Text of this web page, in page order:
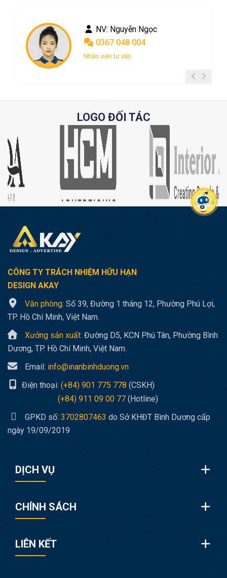
NV: Nguyễn Ngọc
0367 048 004
Nhân viên tư vấn
LOGO ĐỐI TÁC
CÔNG TY TRÁCH NHIỆM HỮU HẠN
DESIGN AKAY
Văn phòng: Số 39, Đường 1 tháng 12, Phường Phú Lợi,
TP. Hồ Chí Minh, Việt Nam.
Xưởng sản xuất: Đường D5, KCN Phú Tân, Phường Bình
Dương, TP. Hồ Chí Minh, Việt Nam.
Email: info@inanbinhduong.vn
Điện thoại: (+84) 901 775 778 (CSKH)
(+84) 911 09 00 77 (Hotline)
GPKD số: 3702807463 do Sở KHĐT Bình Dương cấp
ngày 19/09/2019
DỊCH VỤ
CHÍNH SÁCH
LIÊN KẾT